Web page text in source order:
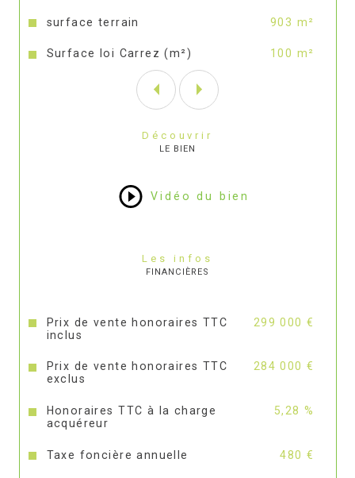
surface terrain 903 m²
Surface loi Carrez (m²) 100 m²
Découvrir
LE BIEN
Vidéo du bien
Les infos
FINANCIÈRES
Prix de vente honoraires TTC
inclus
299 000 €
Prix de vente honoraires TTC
exclus
284 000 €
Honoraires TTC à la charge
acquéreur
5,28 %
Taxe foncière annuelle 480 €